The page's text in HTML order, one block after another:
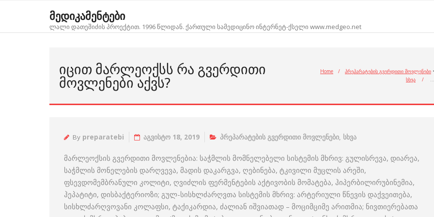
მედიკამენტები
ლალი დათეშიძის პროექტით. 1996 წლიდან. ქართული სამედიცინო ინტერნეტ-ქსელი www.medgeo.net
ᲘᲪᲘᲗ ᲛᲐᲠᲚᲔᲝᲥᲡᲡ ᲠᲐ ᲒᲕᲔᲠᲓᲘᲗᲘ
ᲛᲝᲕᲚᲔᲜᲔᲑᲘ ᲐᲥᲕᲡ?
Home / პრეპარატების გვერდითი მოვლენები •
სხვა
/ …
By preparatebi აგვისტო 18, 2019 პრეპარატების გვერდითი მოვლენები, სხვა
მარლეოქსის გვერდითი მოვლენებია: საჭმლის მომნელებელი სისტემის მხრივ: გულისრევა, დიარეა,
საჭმლის მონელების დარღვევა, მადის დაკარგვა, ღებინება, ტკივილი მუცლის არეში,
ფსევდომემბრანული კოლიტი, ღვიძლის ფერმენტების აქტივობის მომატება, ჰიპერბილირუბინემია,
ჰეპატიტი, დისბაქტერიოზი; გულ-სისხლძარღვთა სისტემის მხრივ: არტერიული წნევის დაქვეითება,
სისხლძარღვოვანი კოლაფსი, ტაქიკარდია, ძალიან იშვიათად – მოციმციმე არითმია; ნივთიერებათა